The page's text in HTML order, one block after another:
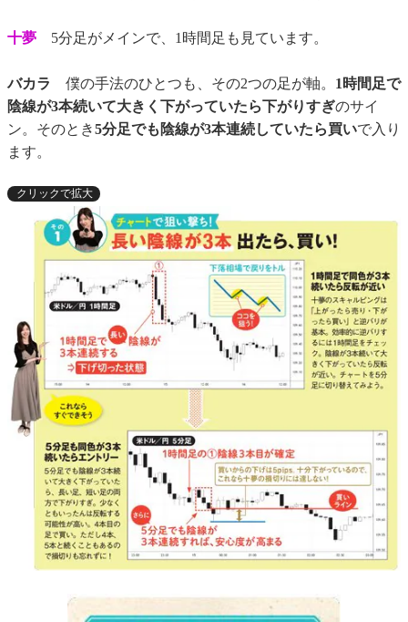
十夢 5分足がメインで、1時間足も見ています。
バカラ 僕の手法のひとつも、その2つの足が軸。 1時間足で
陰線が3本続いて大きく下がっていたら下がりすぎのサイ
ン。そのとき5分足でも陰線が3本連続していたら買いで入り
ます。
クリックで拡大